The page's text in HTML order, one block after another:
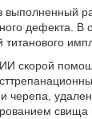
выполненный
дефекта. В
скорой
черепа,